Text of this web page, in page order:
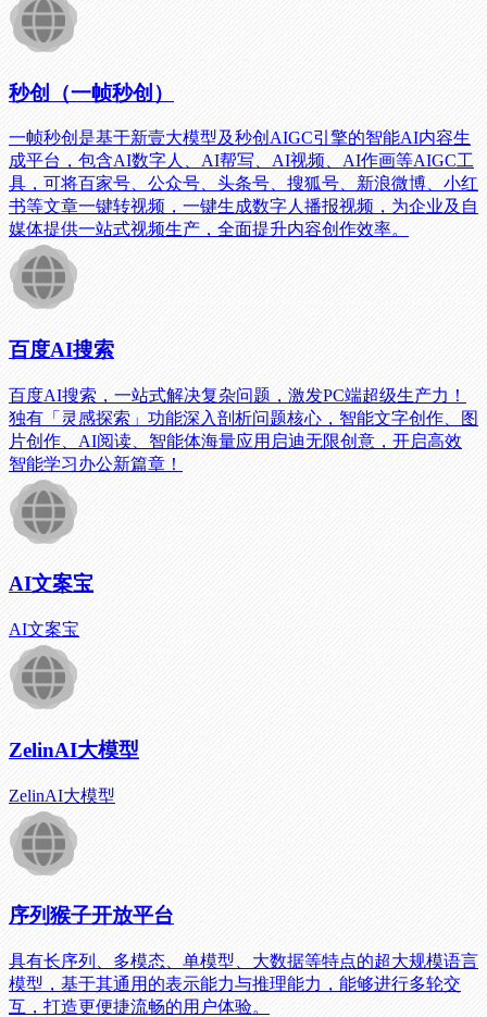
秒创（一帧秒创）
一帧秒创是基于新壹大模型及秒创AIGC引擎的智能AI内容生
成平台，包含AI数字人、AI帮写、AI视频、AI作画等AIGC工
具，可将百家号、公众号、头条号、搜狐号、新浪微博、小红
书等文章一键转视频，一键生成数字人播报视频，为企业及自
媒体提供一站式视频生产，全面提升内容创作效率。
百度AI搜索
百度AI搜索，一站式解决复杂问题，激发PC端超级生产力！
独有「灵感探索」功能深入剖析问题核心，智能文字创作、图
片创作、AI阅读、智能体海量应用启迪无限创意，开启高效
智能学习办公新篇章！
AI文案宝
AI文案宝
ZelinAI大模型
ZelinAI大模型
序列猴子开放平台
具有长序列、多模态、单模型、大数据等特点的超大规模语言
模型，基于其通用的表示能力与推理能力，能够进行多轮交
互，打造更便捷流畅的用户体验。